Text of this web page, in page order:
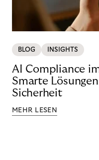
BLOG INSIGHTS
AI Compliance
Smarte
Sicherheit
MEHR LESEN